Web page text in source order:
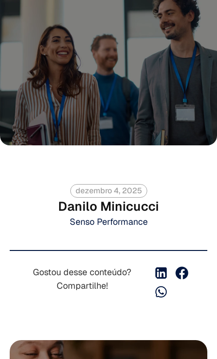
dezembro 4, 2025
Danilo Minicucci
Senso Performance
Gostou desse conteúdo?
Compartilhe!